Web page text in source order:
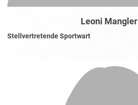
Leoni Mangler
Stellvertretende Sportwart